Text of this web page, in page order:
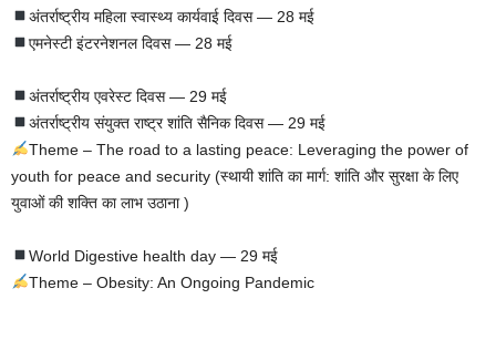
अंतर्राष्ट्रीय महिला स्वास्थ्य कार्यवाई दिवस — 28 मई
एमनेस्टी इंटरनेशनल दिवस — 28 मई
अंतर्राष्ट्रीय एवरेस्ट दिवस — 29 मई
अंतर्राष्ट्रीय संयुक्त राष्ट्र शांति सैनिक दिवस — 29 मई
Theme – The road to a lasting peace: Leveraging the power of
youth for peace and security (स्थायी शांति का मार्ग: शांति और सुरक्षा के लिए
युवाओं की शक्ति का लाभ उठाना )
World Digestive health day — 29 मई
Theme – Obesity: An Ongoing Pandemic